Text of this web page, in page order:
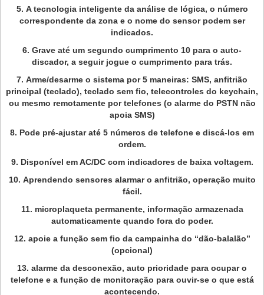
5. A tecnologia inteligente da análise de lógica, o número
correspondente da zona e o nome do sensor podem ser
indicados.
6. Grave até um segundo cumprimento 10 para o auto-
discador, a seguir jogue o cumprimento para trás.
7. Arme/desarme o sistema por 5 maneiras: SMS, anfitrião
principal (teclado), teclado sem fio, telecontroles do keychain,
ou mesmo remotamente por telefones (o alarme do PSTN não
apoia SMS)
8. Pode pré-ajustar até 5 números de telefone e discá-los em
ordem.
9. Disponível em AC/DC com indicadores de baixa voltagem.
10. Aprendendo sensores alarmar o anfitrião, operação muito
fácil.
11. microplaqueta permanente, informação armazenada
automaticamente quando fora do poder.
12. apoie a função sem fio da campainha do “dão-balalão”
(opcional)
13. alarme da desconexão, auto prioridade para ocupar o
telefone e a função de monitoração para ouvir-se o que está
acontecendo.